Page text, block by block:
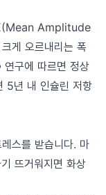
Amplitude
게 오르내리는 폭
구에 따르면 정상
5년 내 인슐린 저항
스를 받습니다. 마
뜨거워지면 화상